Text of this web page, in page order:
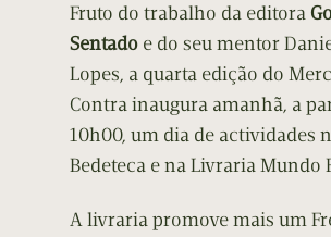
Fruto do trabalho da editora
Sentado e do seu mentor
Lopes, a quarta edição do
Contra inaugura amanhã, a
10h00, um dia de actividades
Bedeteca e na Livraria Mundo
A livraria promove mais um